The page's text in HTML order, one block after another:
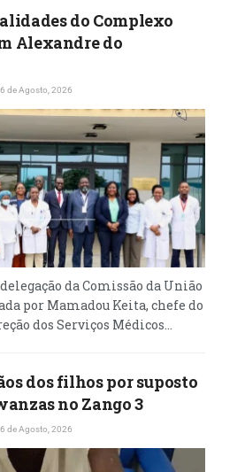
do Complexo
Alexandre do
6 de Agosto, 2026
da Comissão da União
por Mamadou Keita, chefe do
dos Serviços Médicos...
dos filhos por suposto
no Zango 3
6 de Agosto, 2026